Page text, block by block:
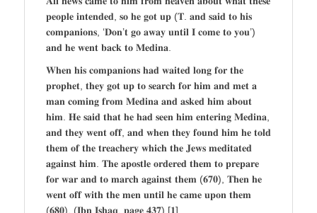
𝐩𝐞𝐨𝐩𝐥𝐞 𝐢𝐧𝐭𝐞𝐧𝐝𝐞𝐝, 𝐬𝐨 𝐡𝐞 𝐠𝐨𝐭 𝐮𝐩 (𝐓. 𝐚𝐧𝐝 𝐬𝐚𝐢𝐝 𝐭𝐨 𝐡𝐢𝐬
𝐜𝐨𝐦𝐩𝐚𝐧𝐢𝐨𝐧𝐬, ‘𝐃𝐨𝐧’𝐭 𝐠𝐨 𝐚𝐰𝐚𝐲 𝐮𝐧𝐭𝐢𝐥 𝐈 𝐜𝐨𝐦𝐞 𝐭𝐨 𝐲𝐨𝐮’)
𝐚𝐧𝐝 𝐡𝐞 𝐰𝐞𝐧𝐭 𝐛𝐚𝐜𝐤 𝐭𝐨 𝐌𝐞𝐝𝐢𝐧𝐚.
𝐖𝐡𝐞𝐧 𝐡𝐢𝐬 𝐜𝐨𝐦𝐩𝐚𝐧𝐢𝐨𝐧𝐬 𝐡𝐚𝐝 𝐰𝐚𝐢𝐭𝐞𝐝 𝐥𝐨𝐧𝐠 𝐟𝐨𝐫 𝐭𝐡𝐞
𝐩𝐫𝐨𝐩𝐡𝐞𝐭, 𝐭𝐡𝐞𝐲 𝐠𝐨𝐭 𝐮𝐩 𝐭𝐨 𝐬𝐞𝐚𝐫𝐜𝐡 𝐟𝐨𝐫 𝐡𝐢𝐦 𝐚𝐧𝐝 𝐦𝐞𝐭 𝐚
𝐦𝐚𝐧 𝐜𝐨𝐦𝐢𝐧𝐠 𝐟𝐫𝐨𝐦 𝐌𝐞𝐝𝐢𝐧𝐚 𝐚𝐧𝐝 𝐚𝐬𝐤𝐞𝐝 𝐡𝐢𝐦 𝐚𝐛𝐨𝐮𝐭
𝐡𝐢𝐦. 𝐇𝐞 𝐬𝐚𝐢𝐝 𝐭𝐡𝐚𝐭 𝐡𝐞 𝐡𝐚𝐝 𝐬𝐞𝐞𝐧 𝐡𝐢𝐦 𝐞𝐧𝐭𝐞𝐫𝐢𝐧𝐠 𝐌𝐞𝐝𝐢𝐧𝐚,
𝐚𝐧𝐝 𝐭𝐡𝐞𝐲 𝐰𝐞𝐧𝐭 𝐨𝐟𝐟, 𝐚𝐧𝐝 𝐰𝐡𝐞𝐧 𝐭𝐡𝐞𝐲 𝐟𝐨𝐮𝐧𝐝 𝐡𝐢𝐦 𝐡𝐞 𝐭𝐨𝐥𝐝
𝐭𝐡𝐞𝐦 𝐨𝐟 𝐭𝐡𝐞 𝐭𝐫𝐞𝐚𝐜𝐡𝐞𝐫𝐲 𝐰𝐡𝐢𝐜𝐡 𝐭𝐡𝐞 𝐉𝐞𝐰𝐬 𝐦𝐞𝐝𝐢𝐭𝐚𝐭𝐞𝐝
𝐚𝐠𝐚𝐢𝐧𝐬𝐭 𝐡𝐢𝐦. 𝐓𝐡𝐞 𝐚𝐩𝐨𝐬𝐭𝐥𝐞 𝐨𝐫𝐝𝐞𝐫𝐞𝐝 𝐭𝐡𝐞𝐦 𝐭𝐨 𝐩𝐫𝐞𝐩𝐚𝐫𝐞
𝐟𝐨𝐫 𝐰𝐚𝐫 𝐚𝐧𝐝 𝐭𝐨 𝐦𝐚𝐫𝐜𝐡 𝐚𝐠𝐚𝐢𝐧𝐬𝐭 𝐭𝐡𝐞𝐦 (𝟔𝟕𝟎), 𝐓𝐡𝐞𝐧 𝐡𝐞
𝐰𝐞𝐧𝐭 𝐨𝐟𝐟 𝐰𝐢𝐭𝐡 𝐭𝐡𝐞 𝐦𝐞𝐧 𝐮𝐧𝐭𝐢𝐥 𝐡𝐞 𝐜𝐚𝐦𝐞 𝐮𝐩𝐨𝐧 𝐭𝐡𝐞𝐦
(𝟔𝟖𝟎). (𝐈𝐛𝐧 𝐈𝐬𝐡𝐚𝐪, 𝐩𝐚𝐠𝐞 𝟒𝟑𝟕) [𝟏]